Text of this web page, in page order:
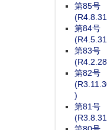
第85号
第84号
第83号
第82号
)
第81号